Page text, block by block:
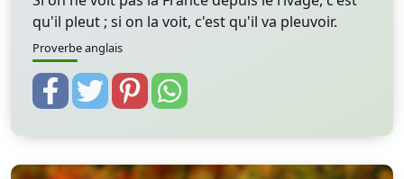
qu'il pleut ; si on la voit, c'est qu'il va pleuvoir.
Proverbe anglais